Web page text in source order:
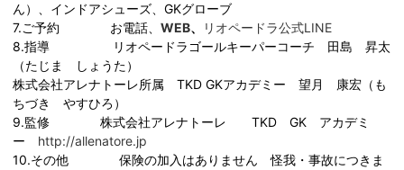
ん）、インドアシューズ、GKグローブ
7.ご予約 お電話、 WEB、
リオペードラ公式LINE
8.指導 リオペードラゴールキーパーコーチ 田島 昇太
（たじま しょうた）
株式会社アレナトーレ所属 TKD GKアカデミー 望月 康宏（も
ちづき やすひろ）
9.監修 株式会社アレナトーレ TKD GK アカデミ
ー http://allenatore.jp
10.その他 保険の加入はありません 怪我・事故につきま